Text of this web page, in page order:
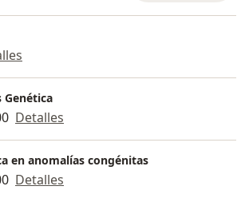
Genética
Detalles
en anomalías congénitas
Detalles